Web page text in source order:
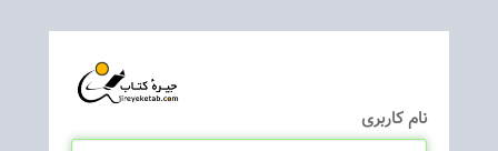
نام كاربری